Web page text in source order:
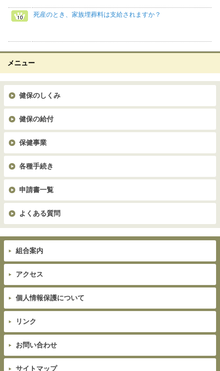
死産のとき、家族埋葬料は支給されますか？
メニュー
健保のしくみ
健保の給付
保健事業
各種手続き
申請書一覧
よくある質問
組合案内
アクセス
個人情報保護について
リンク
お問い合わせ
サイトマップ